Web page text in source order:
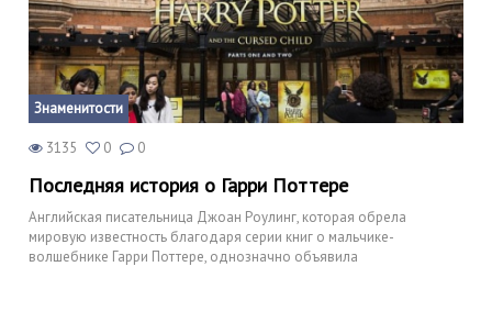
Знаменитости
3135 0 0
Последняя история о Гарри Поттере
Английская писательница Джоан Роулинг, которая обрела
мировую известность благодаря серии книг о мальчике-
волшебнике Гарри Поттере, однозначно объявила